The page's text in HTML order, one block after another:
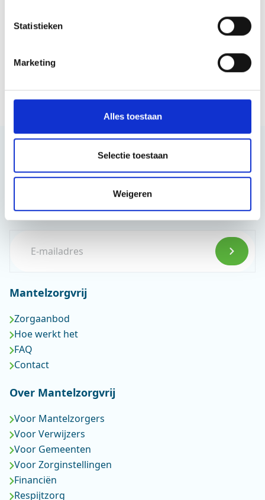
Statistieken
Marketing
Alles toestaan
Selectie toestaan
Weigeren
Verstuur
Meld je aan voor onze nieuwsbrief
Blijf op de hoogte van het laatste nieuws over
respijtzorg
Mantelzorgvrij
Zorgaanbod
Hoe werkt het
FAQ
Contact
Over Mantelzorgvrij
Voor Mantelzorgers
Voor Verwijzers
Voor Gemeenten
Voor Zorginstellingen
Financiën
Respijtzorg